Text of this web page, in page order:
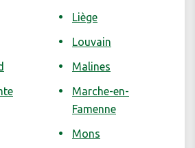
Liège
Louvain
Malines
Marche-en-
Famenne
Mons